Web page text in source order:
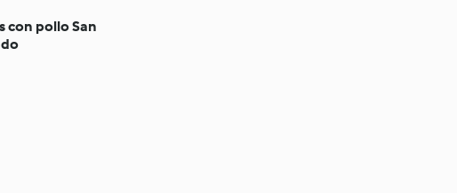
con pollo San